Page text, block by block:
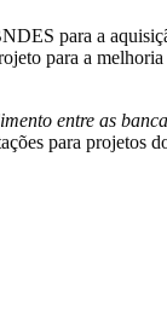
para a
para a
entre as
para projetos